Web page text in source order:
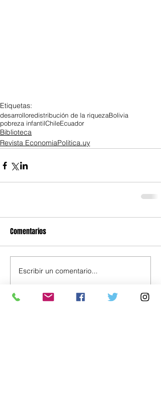
Etiquetas:
desarrolloredistribución de la riquezaBolivia
pobreza infantilChileEcuador
Biblioteca
Revista EconomiaPolitica.uy
Comentarios
Escribir un comentario...